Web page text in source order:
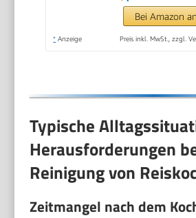
Bei Amazon
* Anzeige Preis inkl. MwSt., zzgl.
Typische
Herausforderungen
Reinigung von
Zeitmangel nach dem